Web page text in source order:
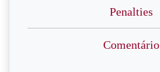
Penalties
Comentário